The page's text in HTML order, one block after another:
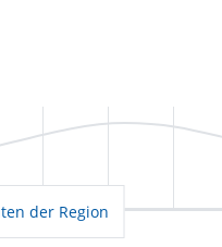
der Region